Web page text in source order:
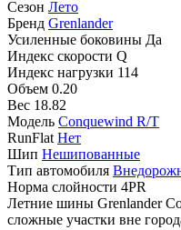
Сезон Лето
Бренд Grenlander
Усиленные боковины Да
Индекс скорости Q
Индекс нагрузки 114
Объем 0.20
Вес 18.82
Модель Conquewind R/T
RunFlat Нет
Шип Нешипованные
Тип автомобиля
Норма слойности 4PR
Летние шины Grenlander
сложные участки вне